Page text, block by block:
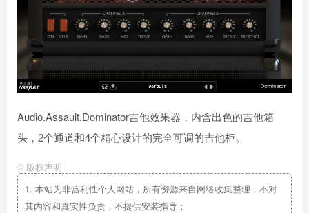
Audio.Assault.Dominator吉他效果器，内含出色的吉他箱
头，2个通道和4个精心设计的完全可调的吉他柜。
© 版权声明
1. 本站为非营利性个人网站，所有资源来自网络收集整理，不对
其内容和真实性负责，不提供安装指导；